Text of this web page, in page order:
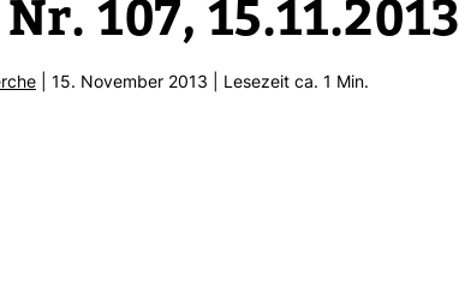
107, 15.11.2013
| 15. November 2013 | Lese­zeit ca. 1 Min.